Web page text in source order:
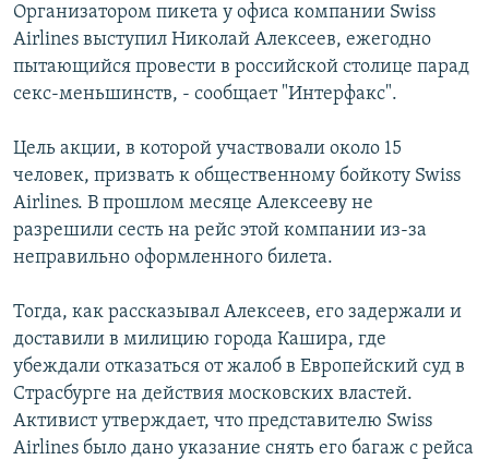
ПОДПИШИТЕСЬ НА РАССЫЛКУ
Все сайты РСЕ/РС
Организатором пикета у офиса компании Swiss
Airlines выступил Николай Алексеев, ежегодно
пытающийся провести в российской столице парад
секс-меньшинств, - сообщает "Интерфакс".
Цель акции, в которой участвовали около 15
человек, призвать к общественному бойкоту Swiss
Airlines. В прошлом месяце Алексееву не
разрешили сесть на рейс этой компании из-за
неправильно оформленного билета.
Тогда, как рассказывал Алексеев, его задержали и
доставили в милицию города Кашира, где
убеждали отказаться от жалоб в Европейский суд в
Страсбурге на действия московских властей.
Активист утверждает, что представителю Swiss
Airlines было дано указание снять его багаж с рейса